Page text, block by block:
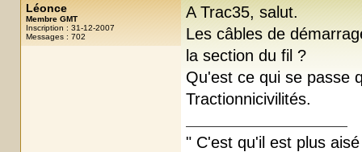
Léonce
Membre GMT
Inscription : 31-12-2007
Messages : 702
A Trac35, salut.
Les câbles de
la section du fil ?
Qu'est ce qui se passe
Tractionnicivilités.
" C'est qu'il est plus